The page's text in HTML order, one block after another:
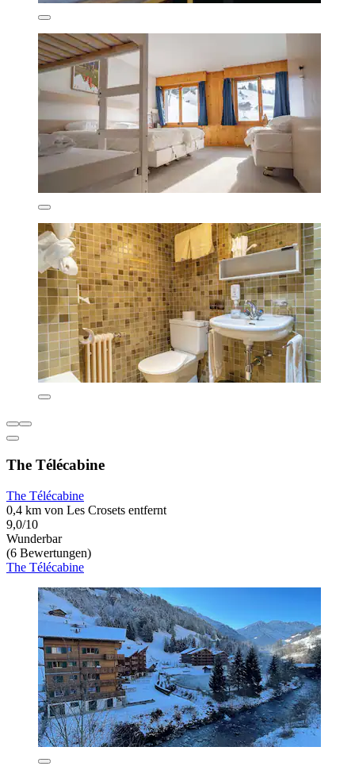
The Télécabine
The Télécabine
0,4 km von Les Crosets entfernt
9,0/10
Wunderbar
(6 Bewertungen)
The Télécabine